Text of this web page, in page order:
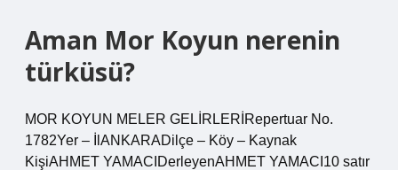
Aman Mor Koyun nerenin
türküsü?
MOR KOYUN MELER GELİRLERİRepertuar No.
1782Yer – İlANKARADilçe – Köy – Kaynak
KişiAHMET YAMACIDerleyenAHMET YAMACI10 satır